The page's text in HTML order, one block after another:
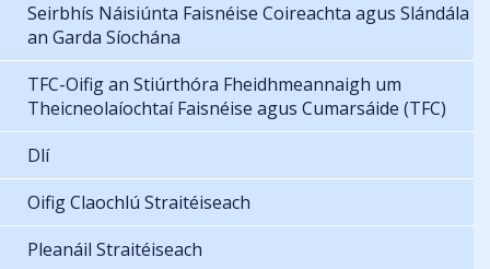
Seirbhís Náisiúnta Faisnéise Coireachta agus Slándála
an Garda Síochána
TFC-Oifig an Stiúrthóra Fheidhmeannaigh um
Theicneolaíochtaí Faisnéise agus Cumarsáide (TFC)
Dlí
Oifig Claochlú Straitéiseach
Pleanáil Straitéiseach